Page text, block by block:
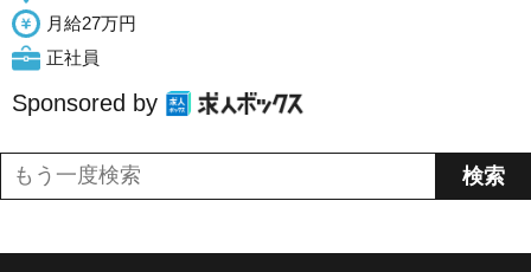
月給27万円
正社員
Sponsored by